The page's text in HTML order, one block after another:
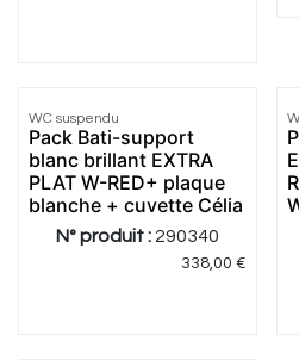
Meilleur
prix
WC suspendu
Pack Bati-support
blanc brillant EXTRA
PLAT W-RED+ plaque
blanche + cuvette Célia
N° produit : 290340
338,00 €